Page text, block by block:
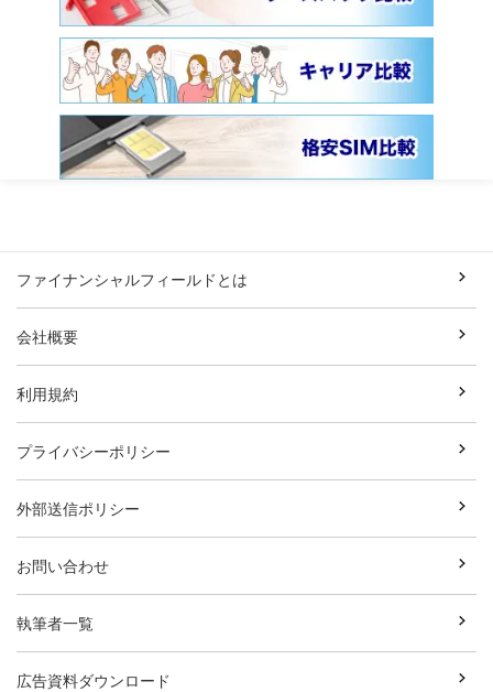
ファイナンシャルフィールドとは
会社概要
利用規約
プライバシーポリシー
外部送信ポリシー
お問い合わせ
執筆者一覧
広告資料ダウンロード